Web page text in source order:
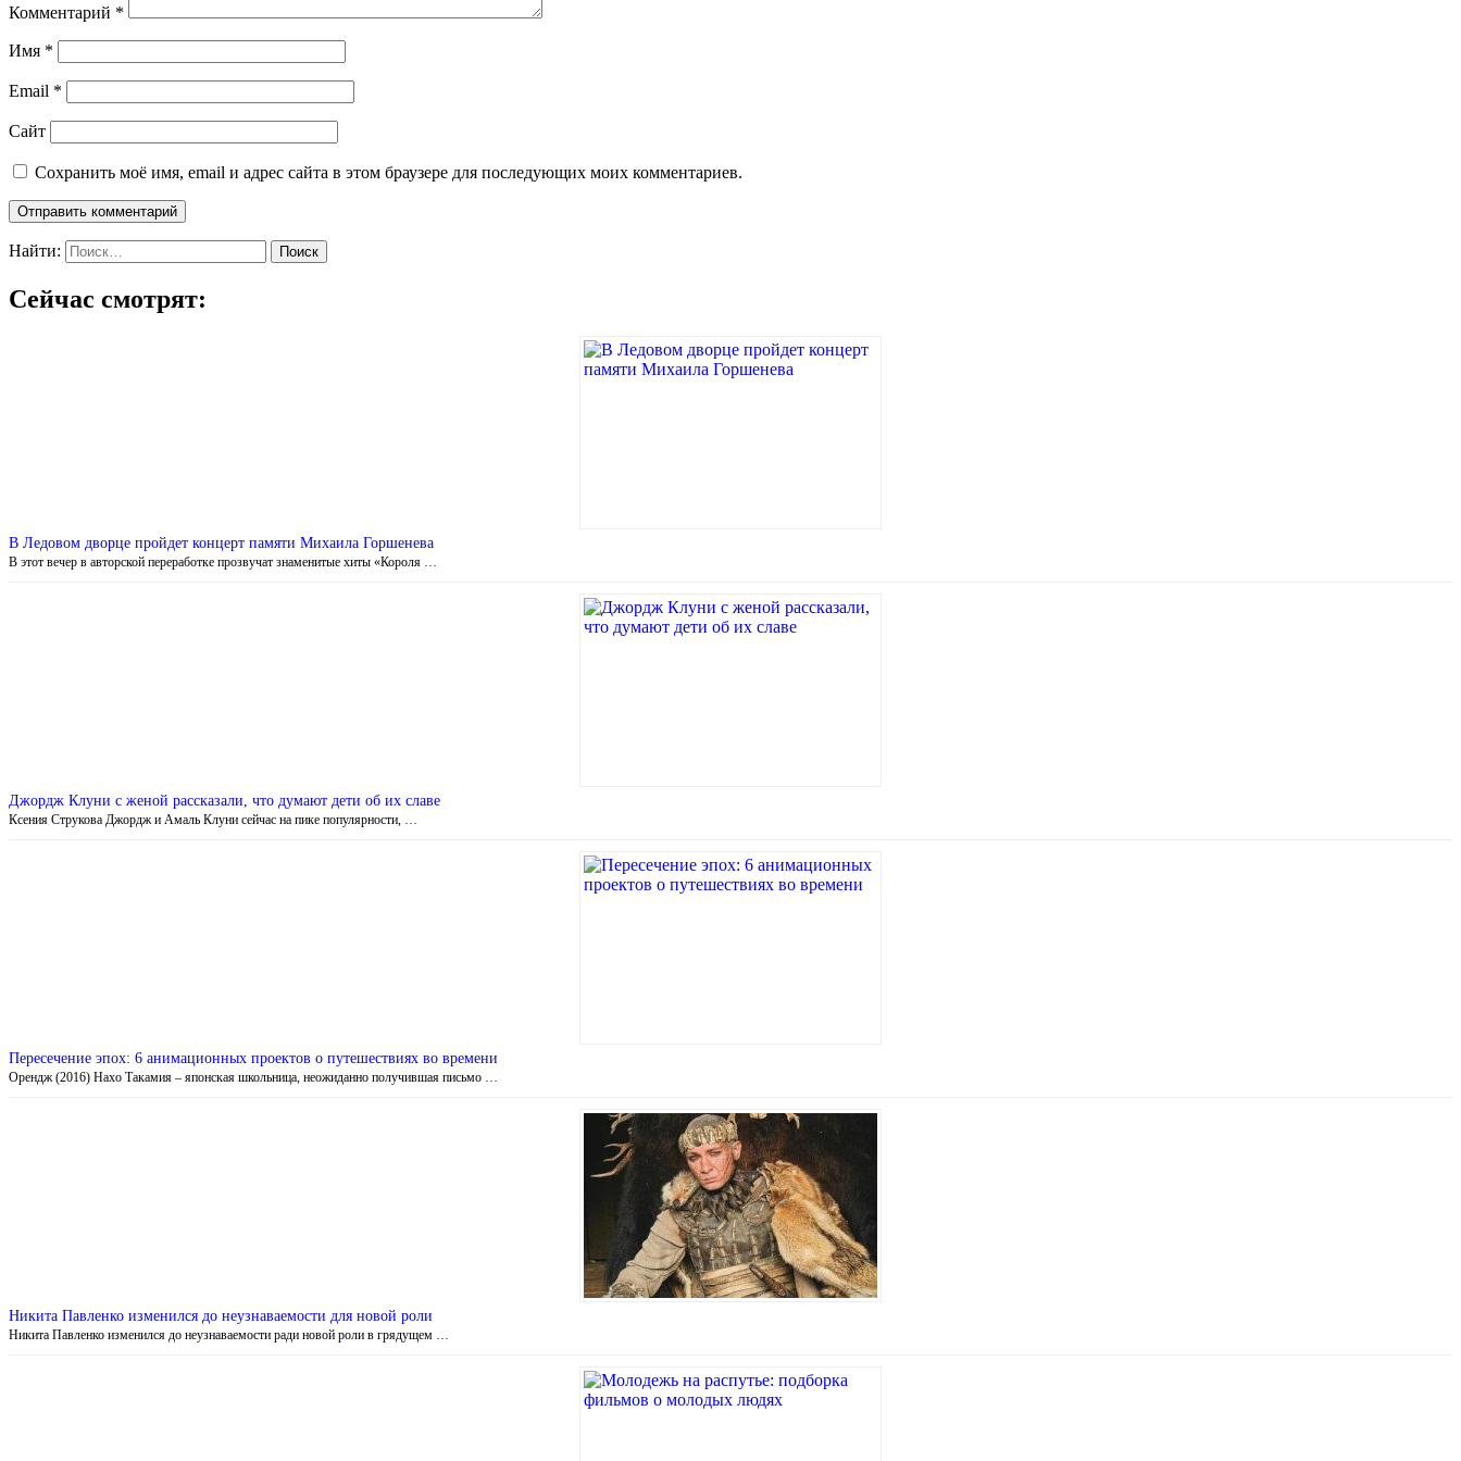
Комментарий *
Имя *
Email *
Сайт
Сохранить моё имя, email и адрес сайта в этом браузере для последующих моих комментариев.
Найти:
Сейчас смотрят:
В Ледовом дворце пройдет концерт памяти Михаила Горшенева
В этот вечер в авторской переработке прозвучат знаменитые хиты «Короля …
Джордж Клуни с женой рассказали, что думают дети об их славе
Ксения Струкова Джордж и Амаль Клуни сейчас на пике популярности, …
Пересечение эпох: 6 анимационных проектов о путешествиях во времени
Орендж (2016) Нахо Такамия – японская школьница, неожиданно получившая письмо …
Никита Павленко изменился до неузнаваемости для новой роли
Никита Павленко изменился до неузнаваемости ради новой роли в грядущем …